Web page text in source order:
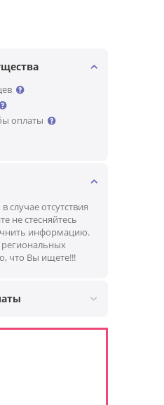
оплаты
случае отсутствия
не стесняйтесь
информацию.
что Вы ищете!!!